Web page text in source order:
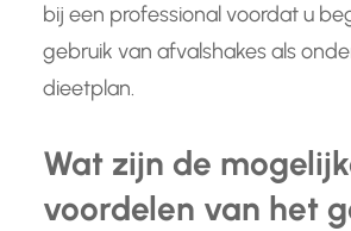
bij een professional voordat u
gebruik van afvalshakes als
dieetplan.
Wat zijn de
voordelen van het